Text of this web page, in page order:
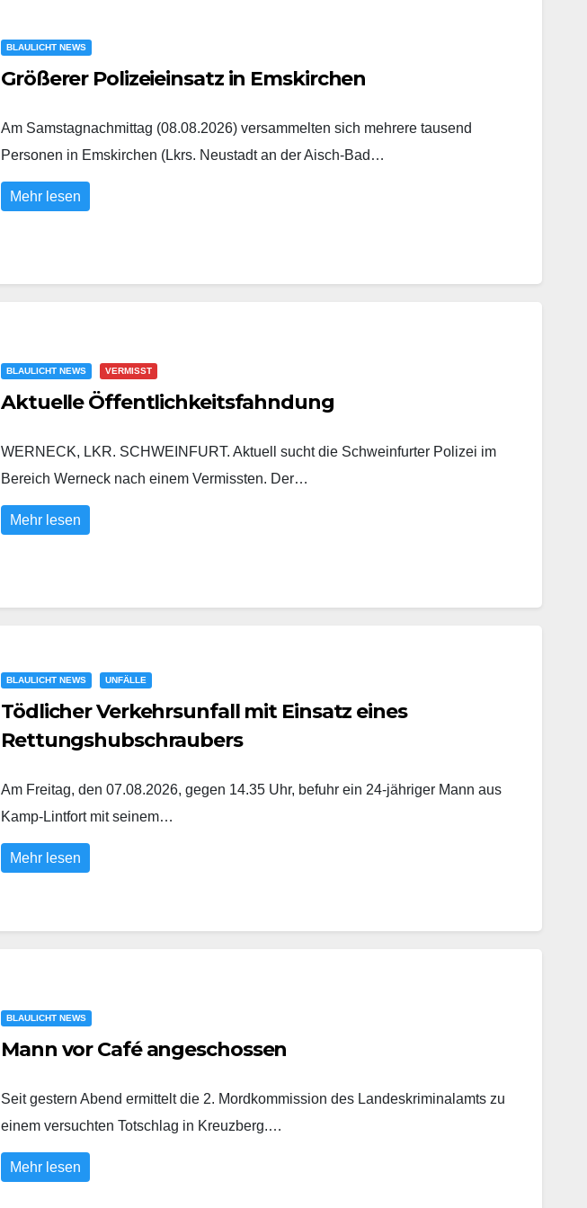
BLAULICHT NEWS
Größerer Polizeieinsatz in Emskirchen
Am Samstagnachmittag (08.08.2026) versammelten sich mehrere tausend
Personen in Emskirchen (Lkrs. Neustadt an der Aisch-Bad…
Mehr lesen
BLAULICHT NEWS VERMISST
Aktuelle Öffentlichkeitsfahndung
WERNECK, LKR. SCHWEINFURT. Aktuell sucht die Schweinfurter Polizei im
Bereich Werneck nach einem Vermissten. Der…
Mehr lesen
BLAULICHT NEWS UNFÄLLE
Tödlicher Verkehrsunfall mit Einsatz eines
Rettungshubschraubers
Am Freitag, den 07.08.2026, gegen 14.35 Uhr, befuhr ein 24-jähriger Mann aus
Kamp-Lintfort mit seinem…
Mehr lesen
BLAULICHT NEWS
Mann vor Café angeschossen
Seit gestern Abend ermittelt die 2. Mordkommission des Landeskriminalamts zu
einem versuchten Totschlag in Kreuzberg.…
Mehr lesen